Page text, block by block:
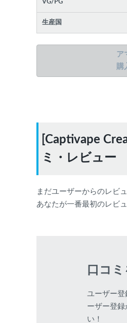
VG/PG
生産国
ア
購
[Captivape
ミ・レビュー
まだユーザーからのレビ
あなたが一番最初のレビ
口コ
ユーザー
ーザー登
い！